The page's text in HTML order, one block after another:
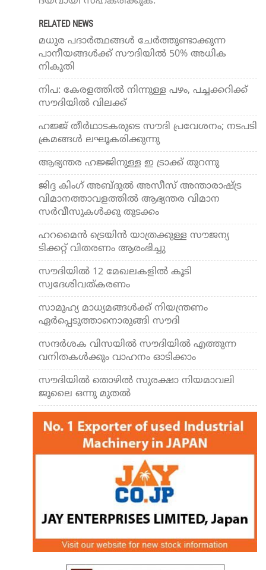
RELATED NEWS
മധുര പദാര്‍ത്ഥങ്ങള്‍ ചേര്‍ത്തുണ്ടാക്കുന്ന
പാനീയങ്ങള്‍ക്ക് സൗദിയില്‍ 50% അധിക
നികുതി
നിപ: കേരളത്തില്‍ നിന്നുള്ള പഴം, പച്ചക്കറിക്ക്
സൗദിയില്‍ വിലക്ക്
ഹജ്ജ് തീര്‍ഥാടകരുടെ സൗദി പ്രവേശനം; നടപടി
ക്രമങ്ങള്‍ ലഘൂകരിക്കുന്നു
ആഭ്യന്തര ഹജ്ജിനുള്ള ഇ ട്രാക്ക് തുറന്നു
ജിദ്ദ കിംഗ് അബ്ദുല്‍ അസീസ് അന്താരാഷ്ട്ര
വിമാനത്താവളത്തില്‍ ആഭ്യന്തര വിമാന
സര്‍വീസുകള്‍ക്കു തുടക്കം
ഹറമൈന്‍ ട്രെയിന്‍ യാത്രക്കുള്ള സൗജന്യ
ടിക്കറ്റ് വിതരണം ആരംഭിച്ചു
സൗദിയില്‍ 12 മേഖലകളില്‍ കൂടി
സ്വദേശിവത്കരണം
സാമൂഹ്യ മാധ്യമങ്ങള്‍ക്ക് നിയന്ത്രണം
ഏര്‍പ്പെടുത്താനൊരുങ്ങി സൗദി
സന്ദര്‍ശക വിസയില്‍ സൗദിയില്‍ എത്തുന്ന
വനിതകള്‍ക്കും വാഹനം ഓടിക്കാം
സൗദിയില്‍ തൊഴില്‍ സുരക്ഷാ നിയമാവലി
ജൂലൈ ഒന്നു മുതല്‍